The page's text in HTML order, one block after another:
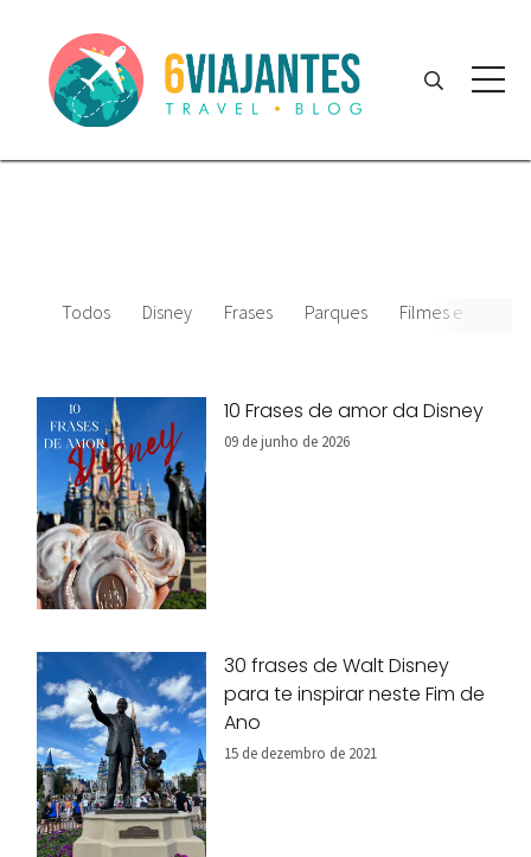
Todos Disney Frases Parques Filmes e
10 Frases de amor da Disney
09 de junho de 2026
30 frases de Walt Disney
para te inspirar neste Fim de
Ano
15 de dezembro de 2021